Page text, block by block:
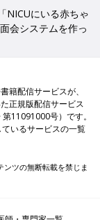
、面会システム
ました。
と異なる場合が
「NICUにいる赤ちゃ
会システムを作っ
籍配信サービスが、
正規版配信サービス
11091000号）です。
いるサービスの一覧
ツの無断転載を禁じま